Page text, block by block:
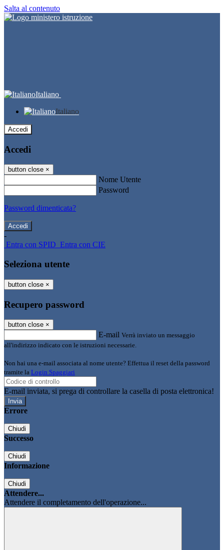
Salta al contenuto
Italiano
Italiano
Accedi
Accedi
button close ×
Nome Utente
Password
Password dimenticata?
-
Entra con SPID Entra con CIE
Seleziona utente
button close ×
Recupero password
button close ×
E-mail Verrà inviato un messaggio
all'indirizzo indicato con le istruzioni necessarie.
Non hai una e-mail associata al nome utente? Effettua il reset della password
tramite la Login Spaggiari
E-mail inviata, si prega di controllare la casella di posta elettronica!
Errore
Chiudi
Successo
Chiudi
Informazione
Chiudi
Attendere...
Attendere il completamento dell'operazione...